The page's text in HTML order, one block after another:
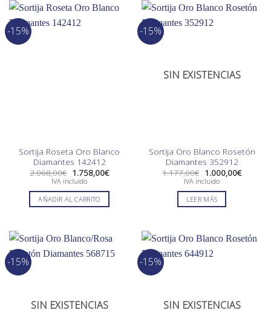
-15%
Sortija Roseta Oro Blanco
Diamantes 142412
2.068,00€ El
precio
original
era:
2.068,00€.
1.758,00€El
precio
es:
1.758,00€.
IVA incluido
AÑADIR AL CARRITO
-15%
SIN EXISTENCIAS
Sortija Oro Blanco Rosetón
Diamantes 352912
1.177,00€ El
precio
original
era:
1.177,00€.
1.000,00€El
precio
IVA incluido
LEER MÁS
-15%
SIN EXISTENCIAS
-15%
SIN EXISTENCIAS